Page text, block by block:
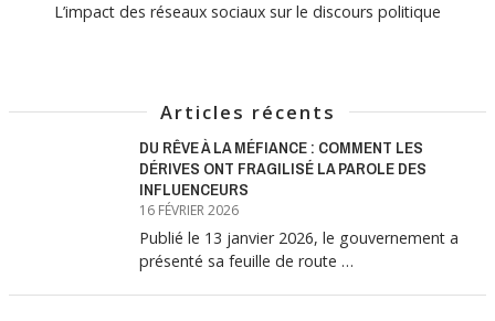
L’impact des réseaux sociaux sur le discours politique
Articles récents
DU RÊVE À LA MÉFIANCE : COMMENT LES
DÉRIVES ONT FRAGILISÉ LA PAROLE DES
INFLUENCEURS
16 FÉVRIER 2026
Publié le 13 janvier 2026, le gouvernement a
présenté sa feuille de route …